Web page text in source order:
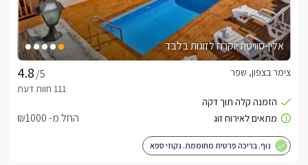
אלין-סוויטת יוקרה לזוגות בלבד
/5
צימר בצפון, שפר
החל מ- ₪1000
נוף. בריכה פרטית מחוממת. גקוזי ספא